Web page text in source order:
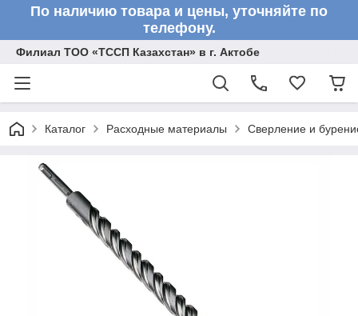
По наличию товара и цены, уточняйте по
телефону.
Филиал ТОО «ТССП Казахстан» в г. Актобе
Каталог Расходные материалы Сверление и